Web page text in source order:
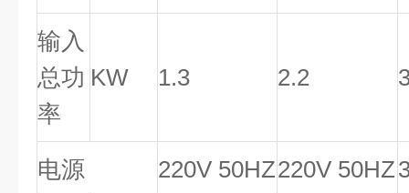
输入
总功
率
KW 1.3 2.2
电源 220V 50HZ220V 50HZ